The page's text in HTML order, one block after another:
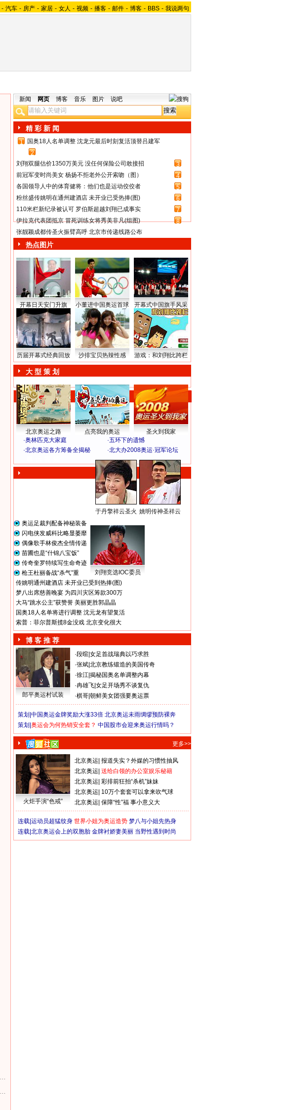
- 汽车 - 房产 - 家居 - 女人 - 视频 - 播客 - 邮件 - 博客 - BBS - 我说两句
新闻 网页 博客 音乐 图片 说吧
精 彩 新 闻
1
国奥18人名单调整 沈龙元最后时刻复活顶替吕建军
2
刘翔双腿估价1350万美元 没任何保险公司敢接招
3
前冠军变时尚美女 杨扬不拒老外公开索吻（图）
4
各国领导人中的体育健将：他们也是运动佼佼者
5
粉丝盛传姚明在通州建酒店 未开业已受热捧(图)
6
110米栏新纪录被认可 罗伯斯超越刘翔已成事实
7
伊拉克代表团抵京 冒死训练女将秀美非凡(组图)
8
张靓颖成都传圣火振臂高呼 北京市传递线路公布
热点图片
开幕日天安门升旗 小董进中国奥运首球 开幕式中国旗手风采
历届开幕式经典回放 沙排宝贝热辣性感 游戏：和刘翔比跨栏
大 型 策 划
北京奥运之路 点亮我的奥运
圣火到我家
·奥林匹克大家庭 ·五环下的遗憾
·北京奥运各方筹备全揭秘 ·北大办2008奥运·冠军论坛
于丹擎祥云圣火 姚明传神圣祥云
奥运足裁判配备神秘装备
闪电侠发威科比略显萎靡
偶像歌手林俊杰全情传递
苗圃也是“什锦八宝饭”
传奇奎罗特续写生命奇迹
枪王杜丽备战“杀气”重
刘翔竞选IOC委员
传姚明通州建酒店 未开业已受到热捧(图)
梦八出席慈善晚宴 为四川灾区筹款300万
大马“跳水公主”获赞誉 美丽更胜郭晶晶
国奥18人名单将进行调整 沈元龙有望复活
索普：菲尔普斯揽8金没戏 北京变化很大
博 客 推 荐
郎平奥运村试装
·段暄 女足首战瑞典以巧求胜
·张斌 北京教练锻造的美国传奇
·徐江 揭秘国奥名单调整内幕
·冉雄飞 女足开场秀不谈复仇
·棋哥 朝鲜美女团强要奥运票
策划| 中国奥运金牌奖励大涨33倍 北京奥运未雨绸缪预防裸奔
策划| 奥运会为何热销安全套？ 中国股市会迎来奥运行情吗？
更多>>
火炬手演“色戒”
北京奥运 报道失实？外媒的习惯性抽风
北京奥运 送给白领的办公室娱乐秘籍
北京奥运 彩排前狂拍“杀机”妹妹
北京奥运 10万个套套可以拿来吹气球
北京奥运 保障“性”福 事小意义大
连载| 运动员超猛纹身 世界小姐为奥运造势 梦八与小姐先热身
连载| 北京奥运会上的双胞胎 金牌衬娇妻美丽 当野性遇到时尚